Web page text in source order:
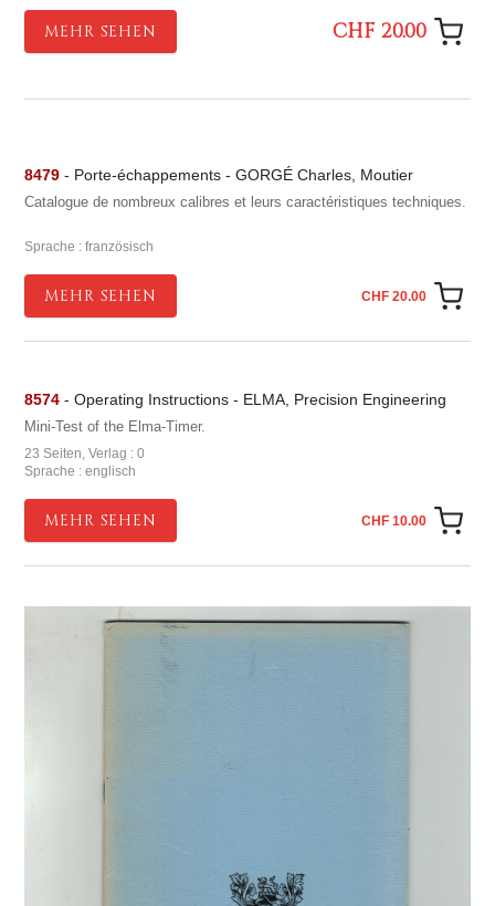
MEHR SEHEN CHF 20.00
8479 - Porte-échappements - GORGÉ Charles, Moutier
Catalogue de nombreux calibres et leurs caractéristiques techniques.
Sprache : französisch
MEHR SEHEN CHF 20.00
8574 - Operating Instructions - ELMA, Precision Engineering
Mini-Test of the Elma-Timer.
23 Seiten, Verlag : 0
Sprache : englisch
MEHR SEHEN CHF 10.00